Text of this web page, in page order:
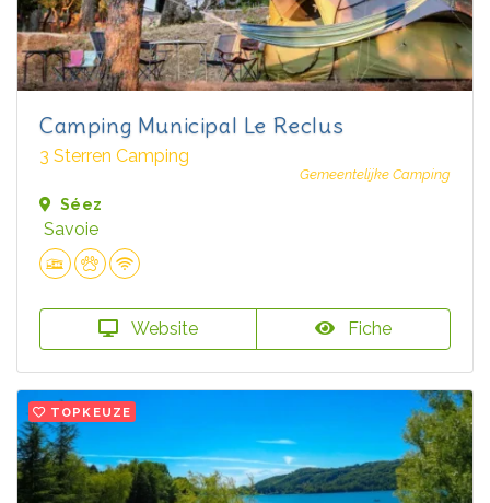
Camping Municipal Le Reclus
3 Sterren Camping
Gemeentelijke Camping
Séez
Savoie
Website Fiche
TOPKEUZE